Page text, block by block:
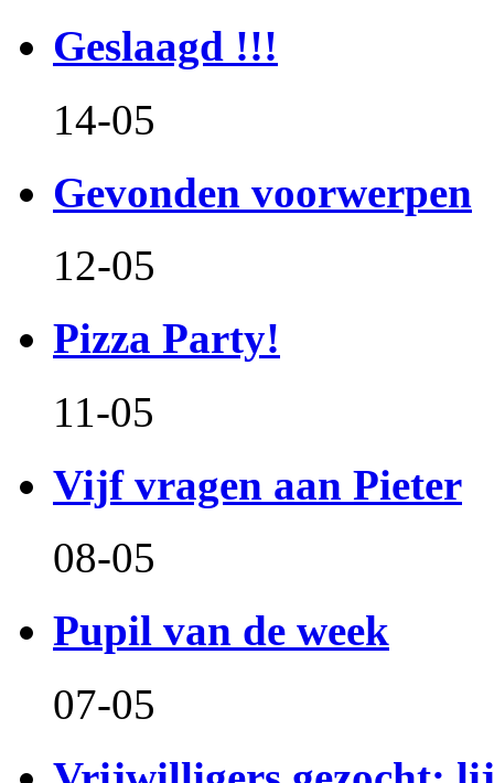
Geslaagd !!!
14-05
Gevonden voorwerpen
12-05
Pizza Party!
11-05
Vijf vragen aan Pieter
08-05
Pupil van de week
07-05